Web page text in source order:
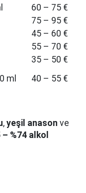
60 – 75 €
75 – 95 €
45 – 60 €
55 – 70 €
35 – 50 €
ml 40 – 55 €
, yeşil anason ve
– %74 alkol